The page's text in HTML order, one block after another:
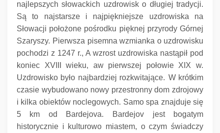
najlepszych słowackich uzdrowisk o długiej tradycji.
Są to najstarsze i najpiękniejsze uzdrowiska na
Słowacji położone pośrodku pięknej przyrody Górnej
Szaryszy. Pierwsza pisemna wzmianka o uzdrowisku
pochodzi z 1247 r., A wzrost uzdrowiska nastąpił pod
koniec XVIII wieku, aw pierwszej połowie XIX w.
Uzdrowisko było najbardziej rozkwitające. W krótkim
czasie wybudowano nowy przestronny dom zdrojowy
i kilka obiektów noclegowych. Samo spa znajduje się
5 km od Bardejova.
Bardejov jest bogatym
historycznie i kulturowo miastem, o czym świadczy